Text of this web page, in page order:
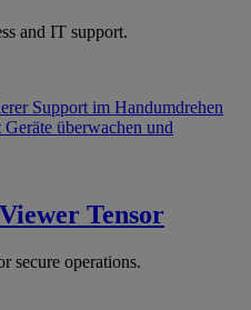
and IT support.
Support im Handumdrehen
Geräte überwachen und
Tensor
secure operations.